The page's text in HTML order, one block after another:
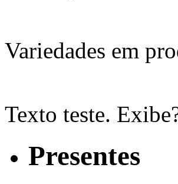
Variedades em
Texto teste.
Presentes